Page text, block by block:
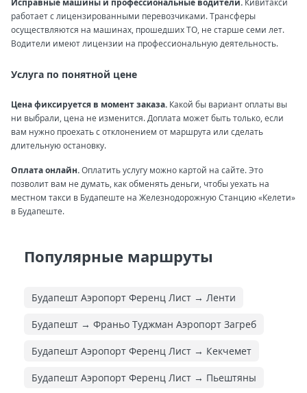
Исправные машины и профессиональные водители. Кивитакси
работает с лицензированными перевозчиками. Трансферы
осуществляются на машинах, прошедших ТО, не старше семи лет.
Водители имеют лицензии на профессиональную деятельность.
Услуга по понятной цене
Цена фиксируется в момент заказа. Какой бы вариант оплаты вы
ни выбрали, цена не изменится. Доплата может быть только, если
вам нужно проехать с отклонением от маршрута или сделать
длительную остановку.
Оплата онлайн.Оплатить услугу можно картой на сайте. Это
позволит вам не думать, как обменять деньги, чтобы уехать на
местном такси в Будапеште на Железнодорожную Станцию «Келети»
в Будапеште.
Популярные маршруты
Будапешт Аэропорт Ференц Лист → Ленти
Будапешт → Франьо Туджман Аэропорт Загреб
Будапешт Аэропорт Ференц Лист → Кекчемет
Будапешт Аэропорт Ференц Лист → Пьештяны